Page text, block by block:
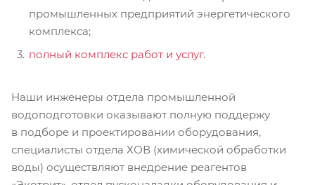
промышленных предприятий энергетического
комплекса;
полный комплекс работ и услуг.
Наши инженеры отдела промышленной
водоподготовки оказывают полную поддержу
в подборе и проектировании оборудования,
специалисты отдела ХОВ (химической обработки
воды) осуществляют внедрение реагентов